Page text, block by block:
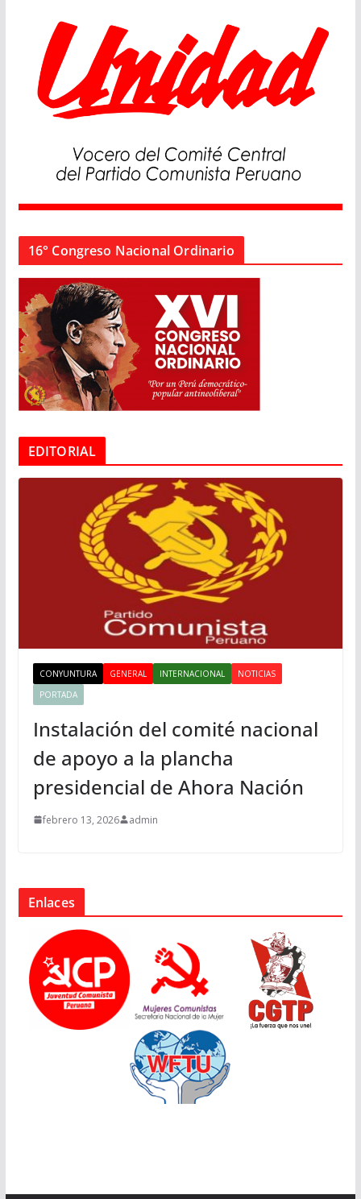
16° Congreso Nacional Ordinario
EDITORIAL
CONYUNTURA GENERAL INTERNACIONAL
NOTICIAS
PORTADA
Instalación del comité nacional
de apoyo a la plancha
presidencial de Ahora Nación
febrero 13, 2026 admin
Enlaces